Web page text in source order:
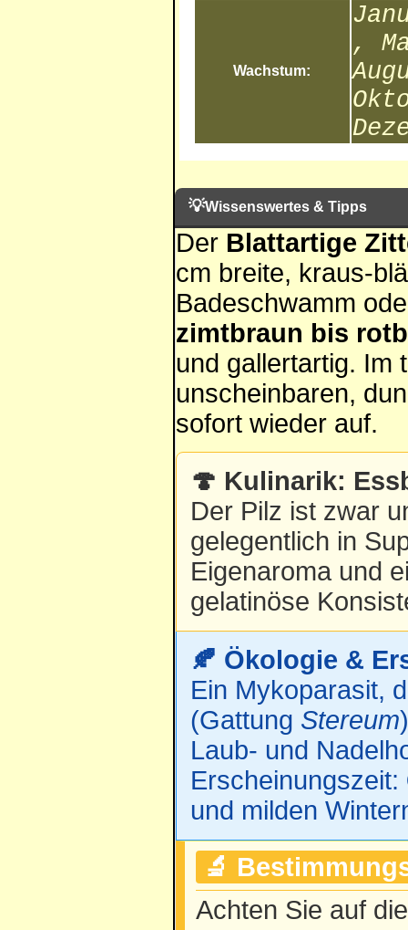
Wachstum:
,
💡Wissenswertes & Tipps
Der Blattartige
cm breite, kraus-
Badeschwamm
zimtbraun bis
und gallertartig. Im
unscheinbaren,
sofort wieder auf.
🍄 Kulinarik:
Der Pilz ist zwar
gelegentlich in
Eigenaroma und
gelatinöse
🍂 Ökologie &
Ein Mykoparasit,
(Gattung Stereum
Laub- und
Erscheinungszeit:
und milden
🔬
Achten Sie auf